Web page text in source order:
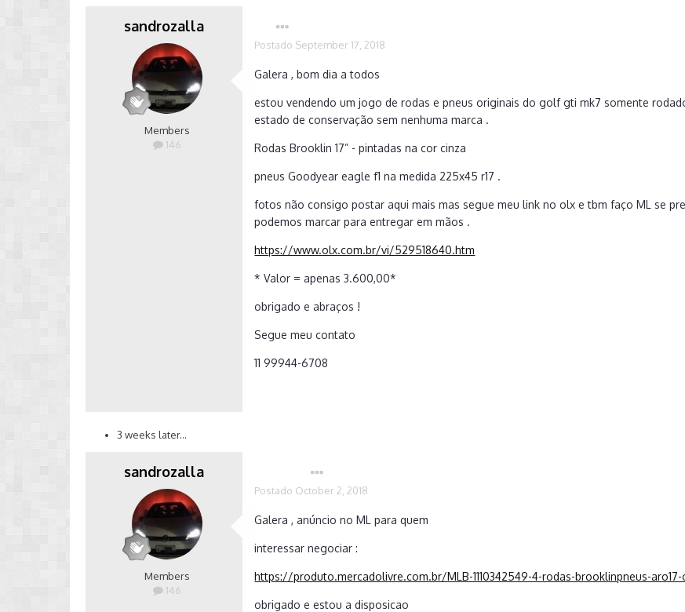
sandrozalla
Members
146
Postado September 17, 2018
Galera , bom dia a todos
estou vendendo um jogo de rodas e pneus originais do golf gti mk7 somente
estado de conservação sem nenhuma marca .
Rodas Brooklin 17” - pintadas na cor cinza
pneus Goodyear eagle f1 na medida 225x45 r17 .
fotos não consigo postar aqui mais mas segue meu link no olx e tbm faço ML se
podemos marcar para entregar em mãos .
https://www.olx.com.br/vi/529518640.htm
* Valor = apenas 3.600,00*
obrigado e abraços !
Segue meu contato
11 99944-6708
3 weeks later...
sandrozalla
Members
146
Postado October 2, 2018
Galera , anúncio no ML para quem
interessar negociar :
https://produto.mercadolivre.com.br/MLB-1110342549-4-rodas-brooklinpneus-aro17-
obrigado e estou a disposicao